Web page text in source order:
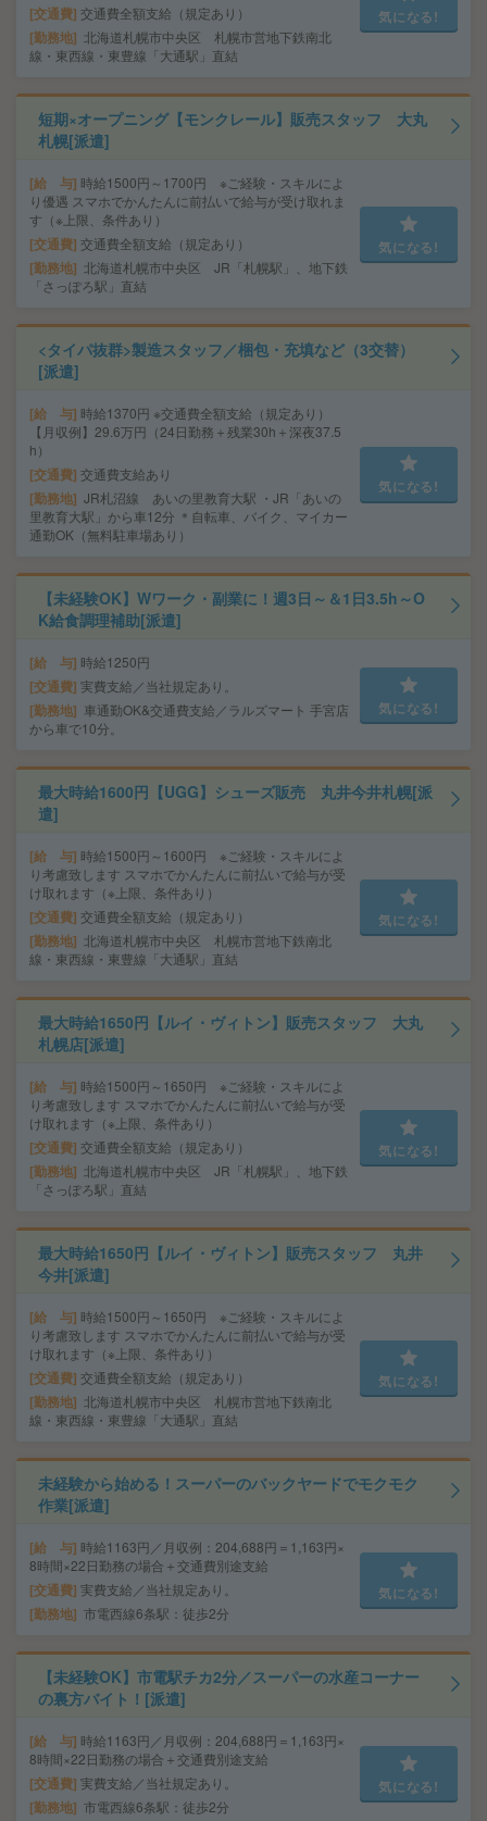
交通費 交通費全額支給（規定あり）
勤務地
北海道札幌市中央区 札幌市営地下鉄南北
線・東西線・東豊線「大通駅」直結
気になる!
短期×オープニング【モンクレール】販売スタッフ 大丸
札幌[派遣]
給 与 時給1500円～1700円 ※ご経験・スキルによ
り優遇 スマホでかんたんに前払いで給与が受け取れま
す（※上限、条件あり）
交通費 交通費全額支給（規定あり）
勤務地
北海道札幌市中央区 JR「札幌駅」、地下鉄
「さっぽろ駅」直結
気になる!
<タイパ抜群>製造スタッフ／梱包・充填など（3交替）
[派遣]
給 与 時給1370円 ※交通費全額支給（規定あり）
【月収例】29.6万円（24日勤務＋残業30h＋深夜37.5
h）
交通費 交通費支給あり
勤務地 JR札沼線 あいの里教育大駅 ・JR「あいの
里教育大駅」から車12分 ＊自転車、バイク、マイカー
通勤OK（無料駐車場あり）
気になる!
【未経験OK】Wワーク・副業に！週3日～＆1日3.5h～O
K給食調理補助[派遣]
給 与 時給1250円
交通費 実費支給／当社規定あり。
勤務地 車通勤OK&交通費支給／ラルズマート 手宮店
から車で10分。
気になる!
最大時給1600円【UGG】シューズ販売 丸井今井札幌[派
遣]
給 与 時給1500円～1600円 ※ご経験・スキルによ
り考慮致します スマホでかんたんに前払いで給与が受
け取れます（※上限、条件あり）
交通費 交通費全額支給（規定あり）
勤務地
北海道札幌市中央区 札幌市営地下鉄南北
線・東西線・東豊線「大通駅」直結
気になる!
最大時給1650円【ルイ・ヴィトン】販売スタッフ 大丸
札幌店[派遣]
給 与 時給1500円～1650円 ※ご経験・スキルによ
り考慮致します スマホでかんたんに前払いで給与が受
け取れます（※上限、条件あり）
交通費 交通費全額支給（規定あり）
勤務地
北海道札幌市中央区 JR「札幌駅」、地下鉄
「さっぽろ駅」直結
気になる!
最大時給1650円【ルイ・ヴィトン】販売スタッフ 丸井
今井[派遣]
給 与 時給1500円～1650円 ※ご経験・スキルによ
り考慮致します スマホでかんたんに前払いで給与が受
け取れます（※上限、条件あり）
交通費 交通費全額支給（規定あり）
勤務地
北海道札幌市中央区 札幌市営地下鉄南北
線・東西線・東豊線「大通駅」直結
気になる!
未経験から始める！スーパーのバックヤードでモクモク
作業[派遣]
給 与 時給1163円／月収例：204,688円＝1,163円×
8時間×22日勤務の場合＋交通費別途支給
交通費 実費支給／当社規定あり。
勤務地 市電西線6条駅：徒歩2分
気になる!
【未経験OK】市電駅チカ2分／スーパーの水産コーナー
の裏方バイト！[派遣]
給 与 時給1163円／月収例：204,688円＝1,163円×
8時間×22日勤務の場合＋交通費別途支給
交通費 実費支給／当社規定あり。
勤務地 市電西線6条駅：徒歩2分
気になる!